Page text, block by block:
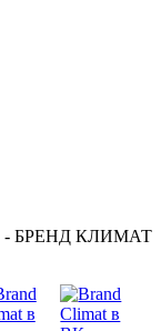
- БРЕНД КЛИМАТ